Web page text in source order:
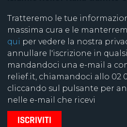
Tratteremo le tue
massima cura e le
qui per vedere la nostra
annullare l'iscrizione in
mandandoci una e-mail a
relief.it, chiamandoci allo 02
cliccando sul pulsante per
nelle e-mail che ricevi